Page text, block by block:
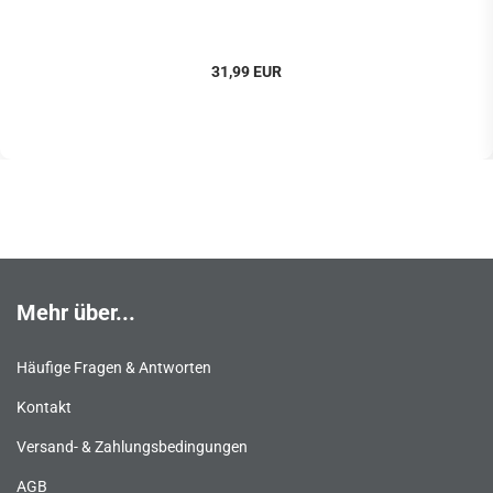
31,99 EUR
Mehr über...
Häufige Fragen & Antworten
Kontakt
Versand- & Zahlungsbedingungen
AGB